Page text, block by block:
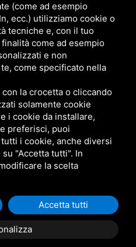
(come ad esempio
ecc.) utilizziamo cookie o
tecniche e, con il tuo
come ad esempio
e non
come specificato nella
la crocetta o cliccando
solamente cookie
i cookie da installare,
preferisci, puoi
i cookie, anche diversi
"Accetta tutti". In
la scelta
Accetta tutti
08–12 / 14:30–18:30
Chiuso
DI FACCINI LUCA - C.F.E N.R.I.
SITO È PROTETTO DA GOOGLE